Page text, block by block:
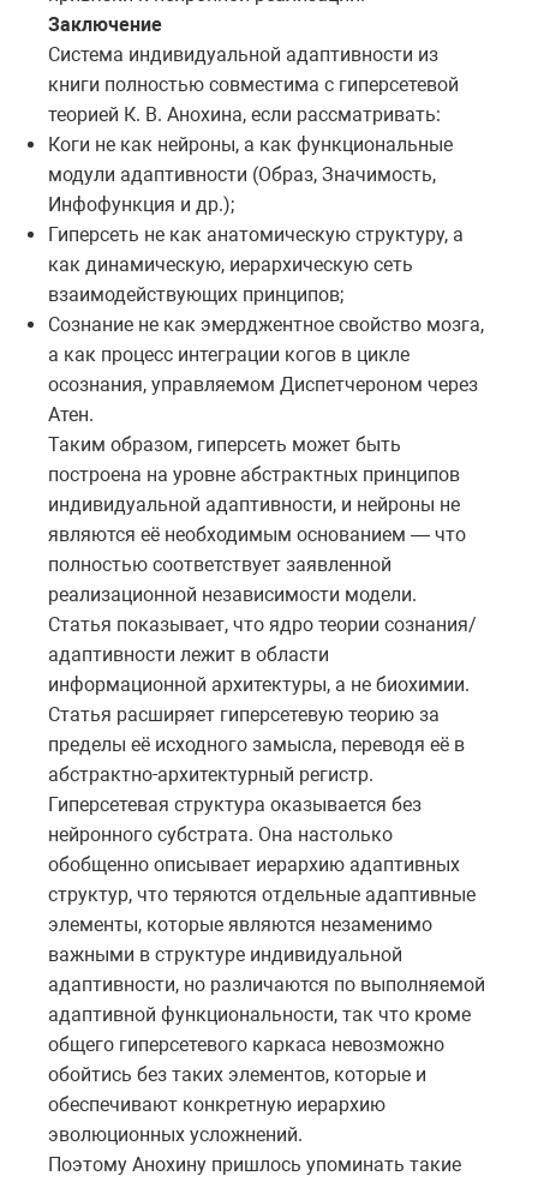
Заключение
Система индивидуальной адаптивности из
книги полностью совместима с гиперсетевой
теорией К. В. Анохина, если рассматривать:
Коги не как нейроны, а как функциональные
модули адаптивности (Образ, Значимость,
Инфофункция и др.);
Гиперсеть не как анатомическую структуру, а
как динамическую, иерархическую сеть
взаимодействующих принципов;
Сознание не как эмерджентное свойство мозга,
а как процесс интеграции когов в цикле
осознания, управляемом Диспетчероном через
Атен.
Таким образом, гиперсеть может быть
построена на уровне абстрактных принципов
индивидуальной адаптивности, и нейроны не
являются её необходимым основанием — что
полностью соответствует заявленной
реализационной независимости модели.
Статья показывает, что ядро теории сознания/
адаптивности лежит в области
информационной архитектуры, а не биохимии.
Статья расширяет гиперсетевую теорию за
пределы её исходного замысла, переводя её в
абстрактно-архитектурный регистр.
Гиперсетевая структура оказывается без
нейронного субстрата. Она настолько
обобщенно описывает иерархию адаптивных
структур, что теряются отдельные адаптивные
элементы, которые являются незаменимо
важными в структуре индивидуальной
адаптивности, но различаются по выполняемой
адаптивной функциональности, так что кроме
общего гиперсетевого каркаса невозможно
обойтись без таких элементов, которые и
обеспечивают конкретную иерархию
эволюционных усложнений.
Поэтому Анохину пришлось упоминать такие